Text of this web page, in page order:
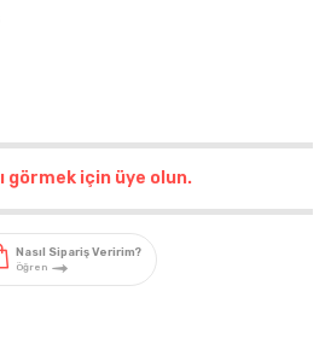
görmek için üye olun.